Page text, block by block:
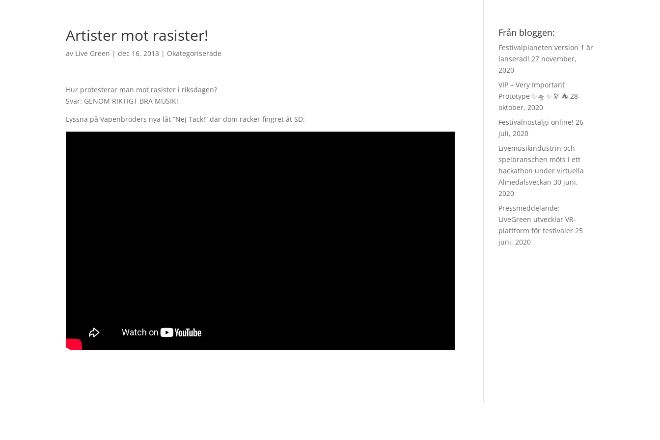
Artister mot rasister!
av Live Green |dec 16, 2013 | Okategoriserade
Hur protesterar man mot rasister i riksdagen?
Svar: GENOM RIKTIGT BRA MUSIK!
Lyssna på Vapenbröders nya låt ”Nej Tack!” där dom räcker fingret åt SD:
Från bloggen:
Festivalplaneten version 1 är
lanserad! 27 november,
2020
VIP – Very Important
Prototype ✨🛸 ✨🔭 ⛺️ 28
oktober, 2020
Festivalnostalgi online! 26
juli, 2020
Livemusikindustrin och
spelbranschen möts i ett
hackathon under virtuella
Almedalsveckan 30 juni,
2020
Pressmeddelande:
LiveGreen utvecklar VR-
plattform för festivaler 25
juni, 2020